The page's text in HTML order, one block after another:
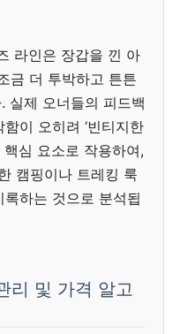
라인은 장갑을 낀 아
금 더 투박하고 튼튼
실제 오너들의 피드백
이 오히려 ‘빈티지한
핵심 요소로 작용하여,
캠핑이나 트레킹 룩
하는 것으로 분석됩
리 및 가격 알고